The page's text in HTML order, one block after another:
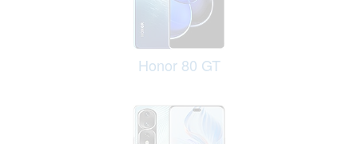
Honor 80 GT